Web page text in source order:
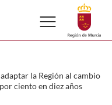
Miras
Volver a
Ir a
menu
la Región al cambio
ciento en diez años